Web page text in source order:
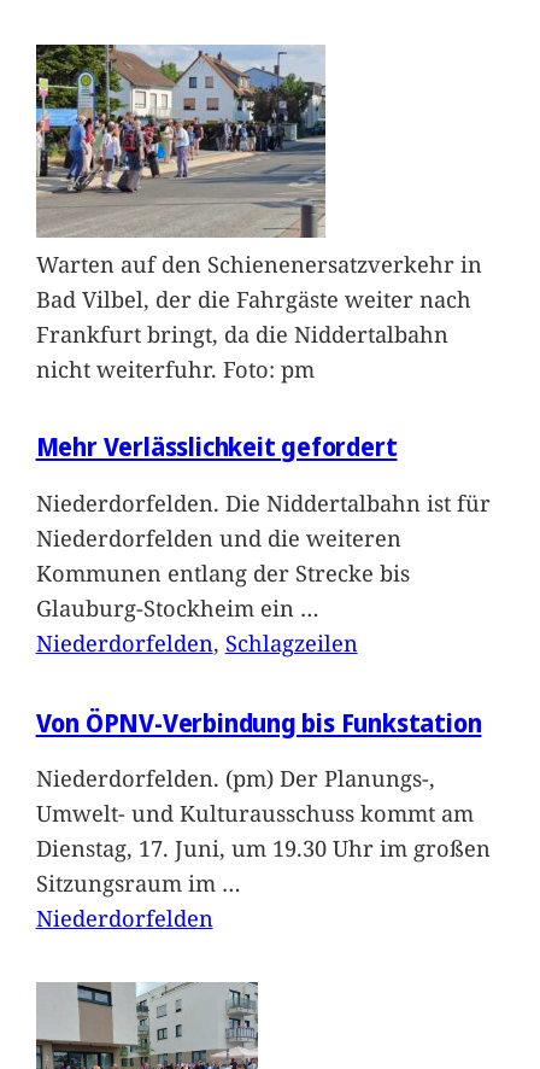
Warten auf den Schienenersatzverkehr in
Bad Vilbel, der die Fahrgäste weiter nach
Frankfurt bringt, da die Niddertalbahn
nicht weiterfuhr. Foto: pm
Mehr Verlässlichkeit gefordert
Niederdorfelden. Die Niddertalbahn ist für
Niederdorfelden und die weiteren
Kommunen entlang der Strecke bis
Glauburg-Stockheim ein …
Niederdorfelden, Schlagzeilen
Von ÖPNV-Verbindung bis Funkstation
Niederdorfelden. (pm) Der Planungs-,
Umwelt- und Kulturausschuss kommt am
Dienstag, 17. Juni, um 19.30 Uhr im großen
Sitzungsraum im …
Niederdorfelden